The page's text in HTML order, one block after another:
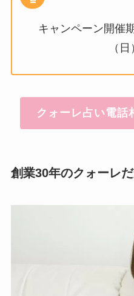
キャンペーン開催
（
クォーレ占い電話
創業30年のクォーレ